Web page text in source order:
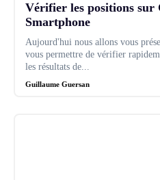
Vérifier les positions sur
Smartphone
Aujourd'hui nous allons vous
vous permettre de vérifier
les résultats de...
Guillaume Guersan